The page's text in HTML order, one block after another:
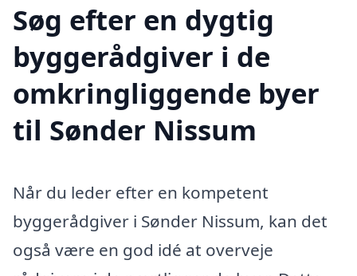
Søg efter en dygtig
byggerådgiver i de
omkringliggende byer
til Sønder Nissum
Når du leder efter en kompetent
byggerådgiver i Sønder Nissum, kan det
også være en god idé at overveje